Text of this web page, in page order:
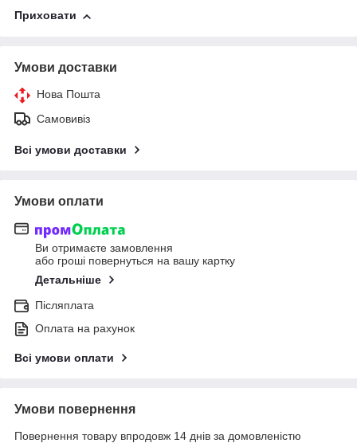
Приховати
Умови доставки
Нова Пошта
Самовивіз
Всі умови доставки
Умови оплати
Ви отримаєте замовлення
або гроші повернуться на вашу картку
Детальніше
Післяплата
Оплата на рахунок
Всі умови оплати
Умови повернення
Повернення товару впродовж 14 днів за домовленістю